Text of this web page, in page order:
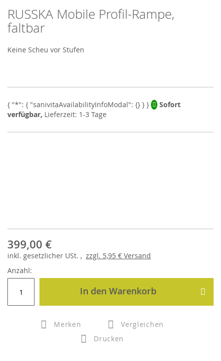
Skip
to
the
of
RUSSKA Mobile Profil-Rampe,
faltbar
Keine Scheu vor Stufen
Sofort
verfügbar, Lieferzeit: 1-3 Tage
399,00 €
inkl. gesetzlicher USt. , zzgl. 5,95 € Versand
Anzahl:
In den Warenkorb
Merken
Vergleichen
Drucken